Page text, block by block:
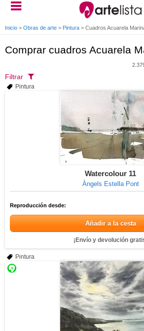
Inicio > Obras de arte > Pintura > Cuadros Acuarela
Comprar cuadros Acuarela
Filtrar
Pintura
Watercolour 11
Àngels Estella Pont
Reproducción desde:
Añadir a la cesta
¡Envío y devolución
Pintura